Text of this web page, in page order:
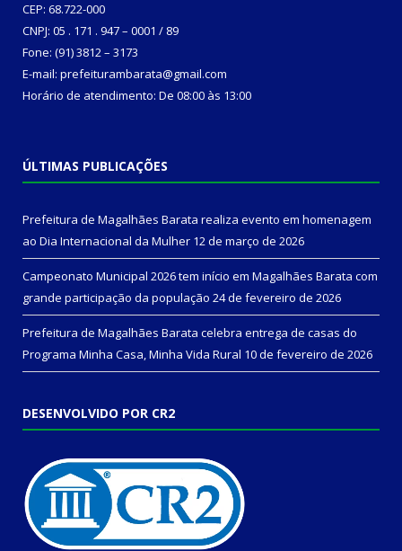
CEP: 68.722-000
CNPJ: 05 . 171 . 947 – 0001 / 89
Fone: (91) 3812 – 3173
E-mail: prefeiturambarata@gmail.com
Horário de atendimento: De 08:00 às 13:00
ÚLTIMAS PUBLICAÇÕES
Prefeitura de Magalhães Barata realiza evento em homenagem
ao Dia Internacional da Mulher 12 de março de 2026
Campeonato Municipal 2026 tem início em Magalhães Barata com
grande participação da população 24 de fevereiro de 2026
Prefeitura de Magalhães Barata celebra entrega de casas do
Programa Minha Casa, Minha Vida Rural 10 de fevereiro de 2026
DESENVOLVIDO POR CR2